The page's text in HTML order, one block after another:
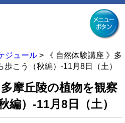
ジュール >
《 自然体験講座 》多
こう（秋編）-11月8日（土）
多摩丘陵の植物を観察
編）-11月8日（土）